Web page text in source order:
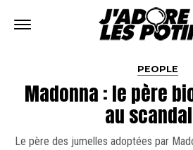
PEOPLE
Madonna : le père
au
Le père des jumelles adoptées par